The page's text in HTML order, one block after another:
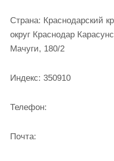
Страна: Краснодарский
округ Краснодар
Мачуги, 180/2
Индекс: 350910
Телефон:
Почта: